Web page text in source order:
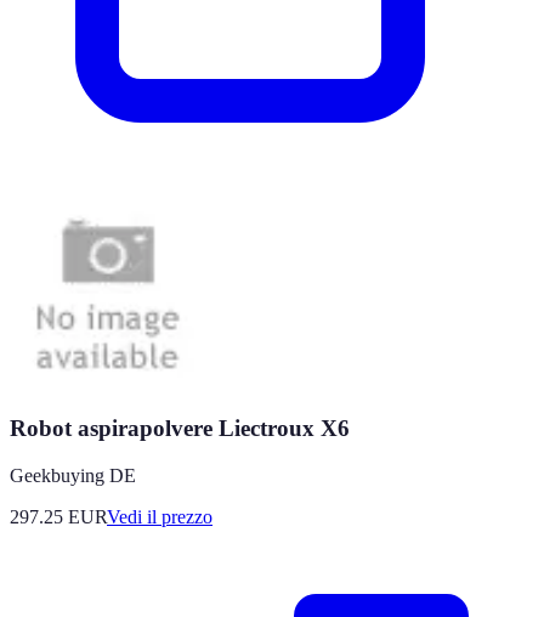
Robot aspirapolvere Liectroux X6
Geekbuying DE
297.25 EURVedi il prezzo